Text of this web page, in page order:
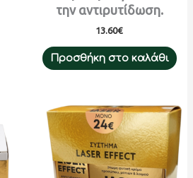
την αντιρυτίδωση.
13.60€
Προσθήκη στο καλάθι